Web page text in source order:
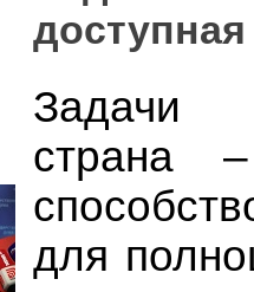
доступная
Задачи
страна
для